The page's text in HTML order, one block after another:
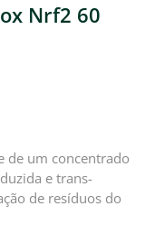
Nrf2 60
de um concentrado
e trans-
de resíduos do